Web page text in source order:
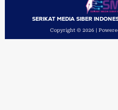
SERIKAT MEDIA SIBER
Copyright © 2026 |